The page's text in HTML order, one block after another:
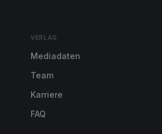
VERLAG
Mediadaten
Team
Karriere
FAQ